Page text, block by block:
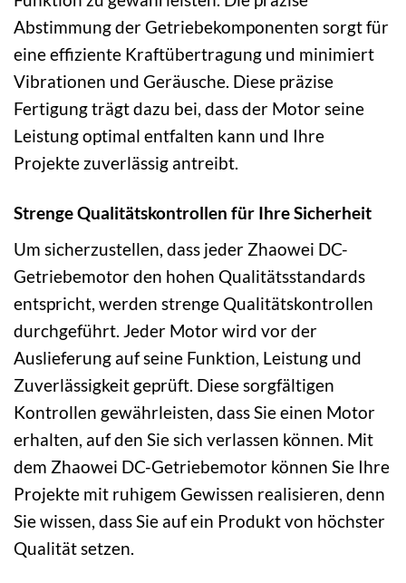
Abstimmung der Getriebekomponenten sorgt für
eine effiziente Kraftübertragung und minimiert
Vibrationen und Geräusche. Diese präzise
Fertigung trägt dazu bei, dass der Motor seine
Leistung optimal entfalten kann und Ihre
Projekte zuverlässig antreibt.
Strenge Qualitätskontrollen für Ihre Sicherheit
Um sicherzustellen, dass jeder Zhaowei DC-
Getriebemotor den hohen Qualitätsstandards
entspricht, werden strenge Qualitätskontrollen
durchgeführt. Jeder Motor wird vor der
Auslieferung auf seine Funktion, Leistung und
Zuverlässigkeit geprüft. Diese sorgfältigen
Kontrollen gewährleisten, dass Sie einen Motor
erhalten, auf den Sie sich verlassen können. Mit
dem Zhaowei DC-Getriebemotor können Sie Ihre
Projekte mit ruhigem Gewissen realisieren, denn
Sie wissen, dass Sie auf ein Produkt von höchster
Qualität setzen.